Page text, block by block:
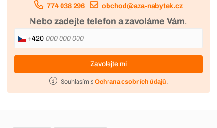
774 038 296 obchod@aza-nabytek.cz
Nebo zadejte telefon a zavoláme Vám.
+420
Zavolejte mi
Souhlasím s Ochrana osobních údajů.